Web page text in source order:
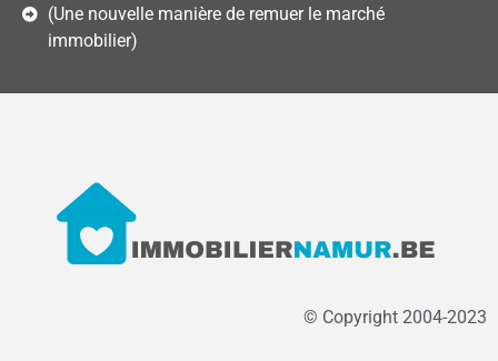
(Une nouvelle manière de remuer le marché
immobilier)
© Copyright 2004-2023